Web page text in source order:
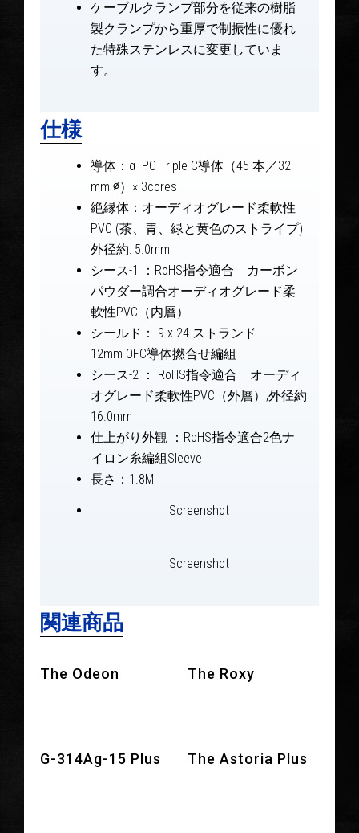
ケーブルクランプ部分を従来の樹脂
製クランプから重厚で制振性に優れ
た特殊ステンレスに変更していま
す。
仕様
導体：α PC Triple C導体（45 本／32
mm ∅）× 3cores
絶縁体：オーディオグレード柔軟性
PVC (茶、青、緑と黄色のストライプ)
外径約: 5.0mm
シース-1 ：RoHS指令適合 カーボン
パウダー調合オーディオグレード柔
軟性PVC（内層）
シールド： 9 x 24 ストランド
12mm OFC導体撚合せ編組
シース-2 ： RoHS指令適合 オーディ
オグレード柔軟性PVC（外層）,外径約
16.0mm
仕上がり外観 ：RoHS指令適合2色ナ
イロン糸編組Sleeve
長さ：1.8M
Screenshot
Screenshot
関連商品
The Odeon The Roxy
G-314Ag-15 Plus The Astoria Plus